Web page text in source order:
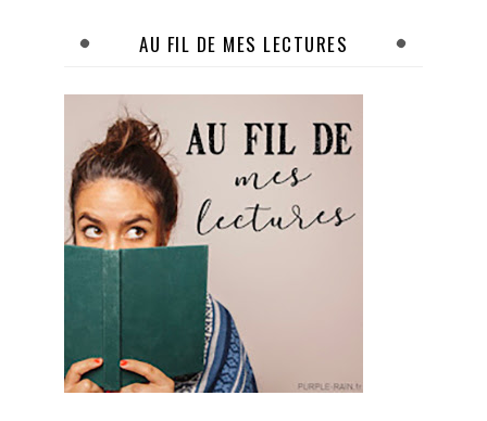
AU FIL DE MES LECTURES